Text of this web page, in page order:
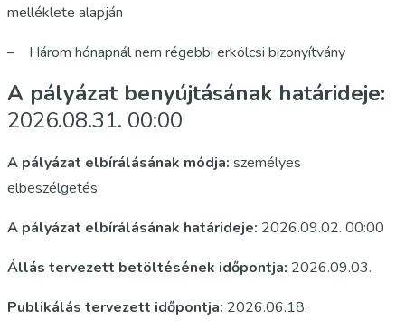
melléklete alapján
– Három hónapnál nem régebbi erkölcsi bizonyítvány
A pályázat benyújtásának határideje:
2026.08.31. 00:00
A pályázat elbírálásának módja: személyes
elbeszélgetés
A pályázat elbírálásának határideje: 2026.09.02. 00:00
Állás tervezett betöltésének időpontja: 2026.09.03.
Publikálás tervezett időpontja: 2026.06.18.